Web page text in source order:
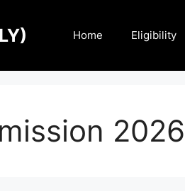
Home Eligibility
2026